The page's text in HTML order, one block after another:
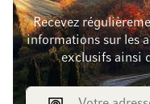
Recevez
informations sur les
exclusifs ainsi
Adresse e-mail